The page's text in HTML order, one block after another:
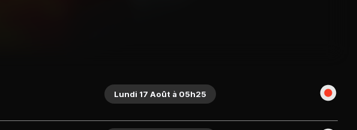
Lundi 17 Août à 05h25